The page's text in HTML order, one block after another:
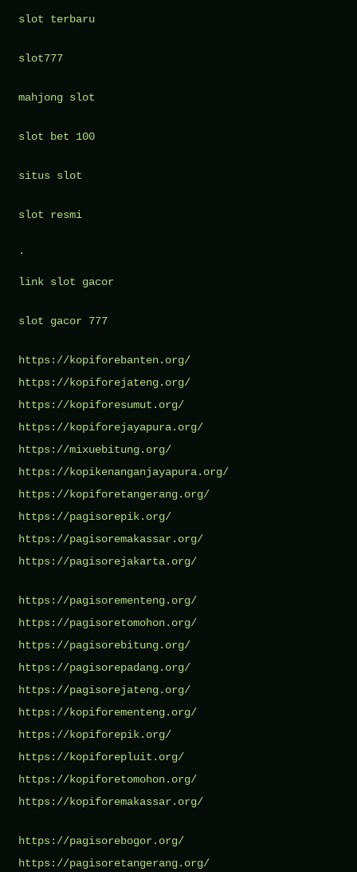
slot terbaru
slot777
mahjong slot
slot bet 100
situs slot
slot resmi
.
link slot gacor
slot gacor 777
https://kopiforebanten.org/
https://kopiforejateng.org/
https://kopiforesumut.org/
https://kopiforejayapura.org/
https://mixuebitung.org/
https://kopikenanganjayapura.org/
https://kopiforetangerang.org/
https://pagisorepik.org/
https://pagisoremakassar.org/
https://pagisorejakarta.org/
https://pagisorementeng.org/
https://pagisoretomohon.org/
https://pagisorebitung.org/
https://pagisorepadang.org/
https://pagisorejateng.org/
https://kopiforementeng.org/
https://kopiforepik.org/
https://kopiforepluit.org/
https://kopiforetomohon.org/
https://kopiforemakassar.org/
https://pagisorebogor.org/
https://pagisoretangerang.org/